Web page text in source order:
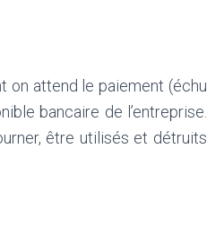
on attend le paiement (échu
bancaire de l’entreprise.
être utilisés et détruits